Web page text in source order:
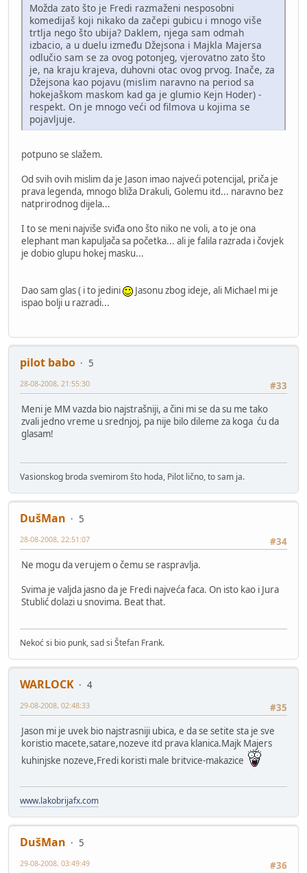
Možda zato što je Fredi razmaženi nesposobni
komedijaš koji nikako da začepi gubicu i mnogo više
trtlja nego što ubija? Daklem, njega sam odmah
izbacio, a u duelu između Džejsona i Majkla Majersa
odlučio sam se za ovog potonjeg, vjerovatno zato što
je, na kraju krajeva, duhovni otac ovog prvog. Inače, za
Džejsona kao pojavu (mislim naravno na period sa
hokejaškom maskom kad ga je glumio Kejn Hoder) -
respekt. On je mnogo veći od filmova u kojima se
pojavljuje.
potpuno se slažem.
Od svih ovih mislim da je Jason imao najveći potencijal, priča je
prava legenda, mnogo bliža Drakuli, Golemu itd... naravno bez
natprirodnog dijela...
I to se meni najviše sviđa ono što niko ne voli, a to je ona
elephant man kapuljača sa početka... ali je falila razrada i čovjek
je dobio glupu hokej masku...
Dao sam glas ( i to jedini
Jasonu zbog ideje, ali Michael mi je
ispao bolji u razradi...
pilot babo
5
#33
28-08-2008, 21:55:30
Meni je MM vazda bio najstrašniji, a čini mi se da su me tako
zvali jedno vreme u srednjoj, pa nije bilo dileme za koga ću da
glasam!
Vasionskog broda svemirom što hoda, Pilot lično, to sam ja.
DušMan
5
#34
28-08-2008, 22:51:07
Ne mogu da verujem o čemu se raspravlja.
Svima je valjda jasno da je Fredi najveća faca. On isto kao i Jura
Stublić dolazi u snovima. Beat that.
Nekoć si bio punk, sad si Štefan Frank.
WARLOCK
4
#35
29-08-2008, 02:48:33
Jason mi je uvek bio najstrasniji ubica, e da se setite sta je sve
koristio macete,satare,nozeve itd prava klanica.Majk Majers
kuhinjske nozeve,Fredi koristi male britvice-makazice
www.lakobrijafx.com
DušMan
5
#36
29-08-2008, 03:49:49